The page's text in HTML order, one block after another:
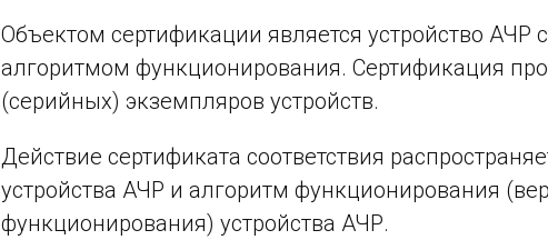
Объектом сертификации является устройство АЧР
алгоритмом функционирования. Сертификация
(серийных) экземпляров устройств.
Действие сертификата соответствия
устройства АЧР и алгоритм функционирования
функционирования) устройства АЧР.